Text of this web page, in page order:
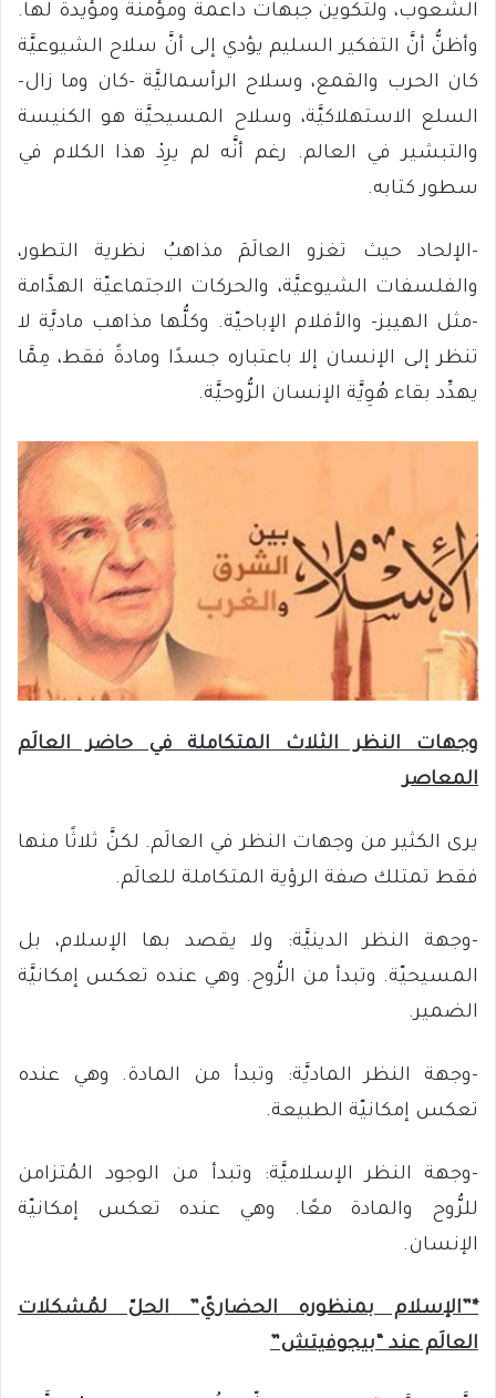
الشعوب، ولتكوين جبهات داعمة ومؤمنة ومؤيدة لها.
وأظنُّ أنَّ التفكير السليم يؤدي إلى أنَّ سلاح الشيوعيَّة
كان الحرب والقمع، وسلاح الرأسماليَّة -كان وما زال-
السلع الاستهلاكيَّة، وسلاح المسيحيَّة هو الكنيسة
والتبشير في العالم. رغم أنَّه لم يرِدْ هذا الكلام في
سطور كتابه.
-الإلحاد حيث تغزو العالَمَ مذاهبُ نظرية التطور،
والفلسفات الشيوعيَّة، والحركات الاجتماعيّة الهدَّامة
-مثل الهيبز- والأفلام الإباحيّة. وكلُّها مذاهب ماديَّة لا
تنظر إلى الإنسان إلا باعتباره جسدًا ومادةً فقط، مِمَّا
يهدِّد بقاء هُوِيَّة الإنسان الرُّوحيَّة.
وجهات النظر الثلاث المتكاملة في حاضر العالَم
المعاصر
يرى الكثير من وجهات النظر في العالَم. لكنَّ ثلاثًا منها
فقط تمتلك صفة الرؤية المتكاملة للعالَم.
-وجهة النظر الدينيَّة: ولا يقصد بها الإسلام، بل
المسيحيّة. وتبدأ من الرُّوح. وهي عنده تعكس إمكانيَّة
الضمير.
-وجهة النظر الماديَّة: وتبدأ من المادة. وهي عنده
تعكس إمكانيّة الطبيعة.
-وجهة النظر الإسلاميَّة: وتبدأ من الوجود المُتزامن
للرُّوح والمادة معًا. وهي عنده تعكس إمكانيّة
الإنسان.
*”الإسلام بمنظوره الحضاريّ” الحلّ لمُشكلات
العالَم عند “بيجوفيتش”